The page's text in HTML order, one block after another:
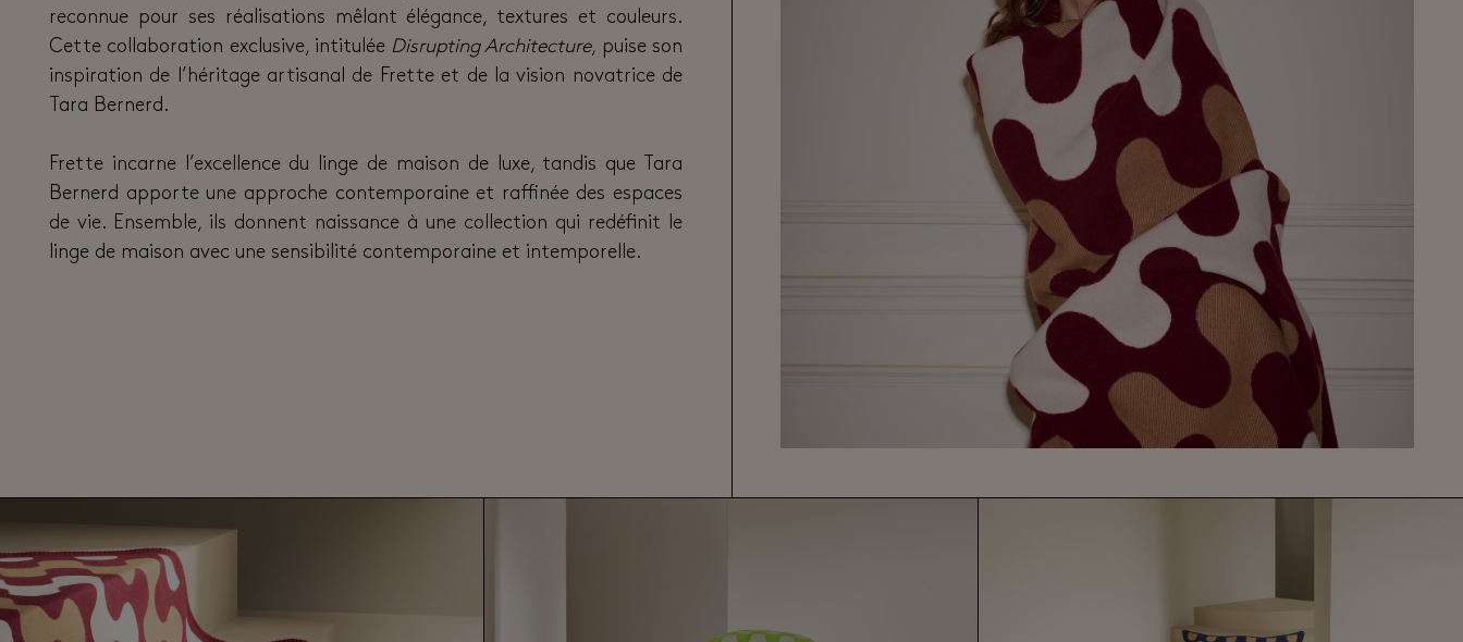
reconnue pour ses réalisations mêlant élégance, textures et couleurs.
Cette collaboration exclusive, intitulée Disrupting Architecture, puise son
inspiration de l’héritage artisanal de Frette et de la vision novatrice de
Tara Bernerd.
Frette incarne l’excellence du linge de maison de luxe, tandis que Tara
Bernerd apporte une approche contemporaine et raffinée des espaces
de vie. Ensemble, ils donnent naissance à une collection qui redéfinit le
linge de maison avec une sensibilité contemporaine et intemporelle.